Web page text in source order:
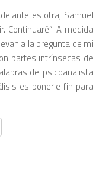
es otra, Samuel
Continuaré”. A medida
a la pregunta de mi
partes intrínsecas de
del psicoanalista
es ponerle fin para